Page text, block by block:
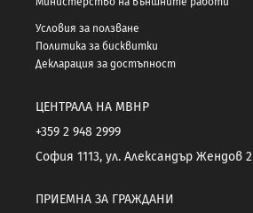
Условия за ползване
Политика за бисквитки
Декларация за достъпност
ЦЕНТРАЛА НА МВНР
+359 2 948 2999
София 1113, ул. Александър Жендов 2
ПРИЕМНА ЗА ГРАЖДАНИ